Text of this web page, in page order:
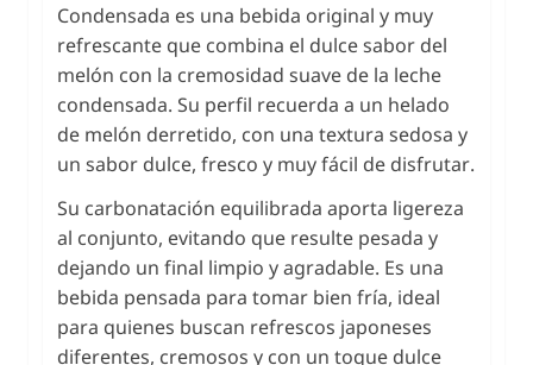
Condensada es una bebida original y muy
refrescante que combina el dulce sabor del
melón con la cremosidad suave de la leche
condensada. Su perfil recuerda a un helado
de melón derretido, con una textura sedosa y
un sabor dulce, fresco y muy fácil de disfrutar.
Su carbonatación equilibrada aporta ligereza
al conjunto, evitando que resulte pesada y
dejando un final limpio y agradable. Es una
bebida pensada para tomar bien fría, ideal
para quienes buscan refrescos japoneses
diferentes, cremosos y con un toque dulce